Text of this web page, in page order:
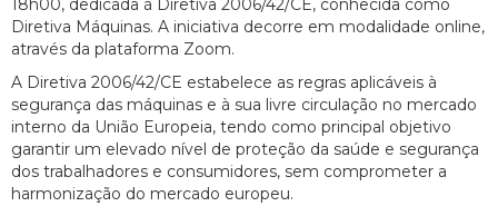
18h00, dedicada à Diretiva 2006/42/CE, conhecida como
Diretiva Máquinas. A iniciativa decorre em modalidade online,
através da plataforma Zoom.
A Diretiva 2006/42/CE estabelece as regras aplicáveis à
segurança das máquinas e à sua livre circulação no mercado
interno da União Europeia, tendo como principal objetivo
garantir um elevado nível de proteção da saúde e segurança
dos trabalhadores e consumidores, sem comprometer a
harmonização do mercado europeu.